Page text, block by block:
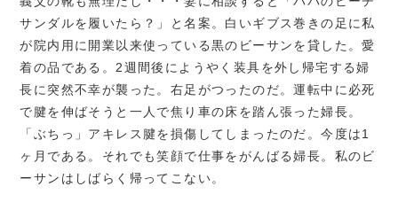
サンダルを履いたら？」と名案。白いギブス巻きの足に私
が院内用に開業以来使っている黒のビーサンを貸した。愛
着の品である。2週間後にようやく装具を外し帰宅する婦
長に突然不幸が襲った。右足がつったのだ。運転中に必死
で腱を伸ばそうと一人で焦り車の床を踏ん張った婦長。
「ぶちっ」アキレス腱を損傷してしまったのだ。今度は1
ヶ月である。それでも笑顔で仕事をがんばる婦長。私のビ
ーサンはしばらく帰ってこない。